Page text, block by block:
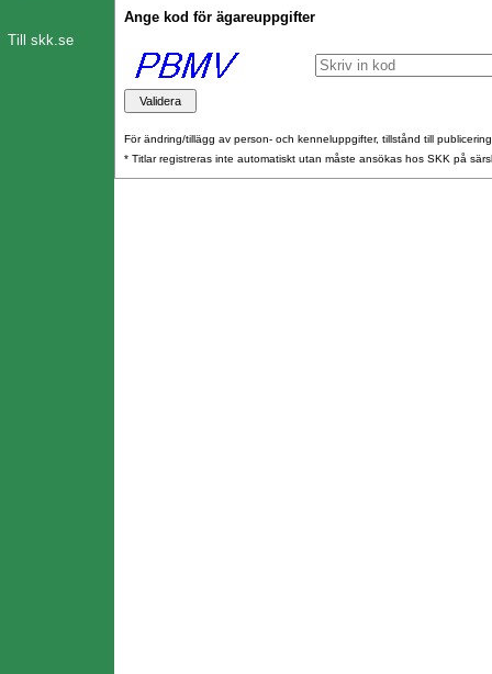
Till skk.se
Ange kod för ägareuppgifter
För ändring/tillägg av person- och kenneluppgifter, tillstånd till
* Titlar registreras inte automatiskt utan måste ansökas hos SKK på